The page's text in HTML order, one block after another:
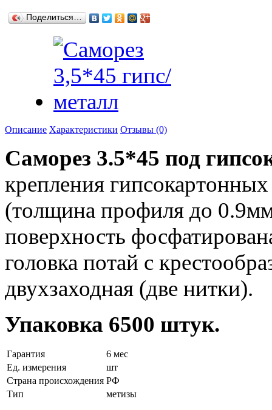
Поделиться…
Описание Характеристики Отзывы (0)
Саморез 3.5*45 под
крепления
(толщина профиля до
поверхность
головка потай с
двухзаходная (две нитки).
Упаковка 6500 штук.
Гарантия
6 мес
Ед. измерения
шт
Страна происхождения РФ
Тип
метизы